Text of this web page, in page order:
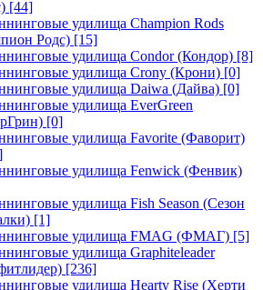
[44]
удилища Champion Rods
Родс) [15]
удилища Condor (Кондор) [8]
удилища Crony (Крони) [0]
удилища Daiwa (Дайва) [0]
удилища EverGreen
[0]
удилища Favorite (Фаворит)
удилища Fenwick (Фенвик)
удилища Fish Season (Сезон
[1]
удилища FMAG (ФМАГ) [5]
удилища Graphiteleader
[236]
удилища Hearty Rise (Херти